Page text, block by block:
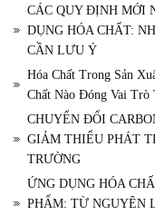
CÁC QUY ĐỊNH MỚI
DỤNG HÓA CHẤT:
CẦN LƯU Ý
Hóa Chất Trong Sản
Chất Nào Đóng Vai Trò
CHUYỂN ĐỔI
GIẢM THIỂU PHÁT
TRƯỜNG
ỨNG DỤNG HÓA
PHẨM: TỪ NGUYÊN